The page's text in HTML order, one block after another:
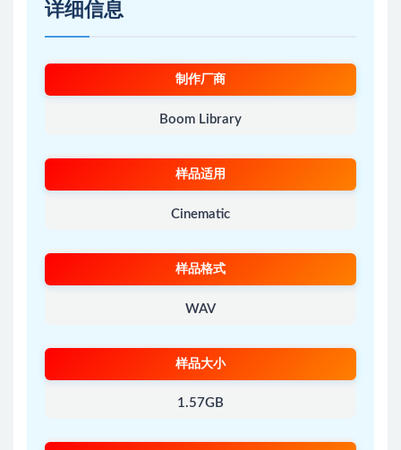
详细信息
制作厂商
Boom Library
样品适用
Cinematic
样品格式
WAV
样品大小
1.57GB